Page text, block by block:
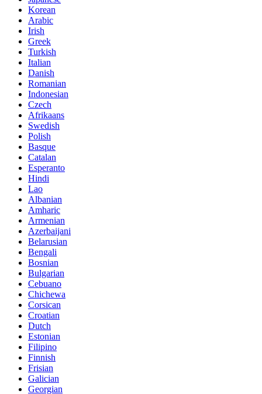
Korean
Arabic
Irish
Greek
Turkish
Italian
Danish
Romanian
Indonesian
Czech
Afrikaans
Swedish
Polish
Basque
Catalan
Esperanto
Hindi
Lao
Albanian
Amharic
Armenian
Azerbaijani
Belarusian
Bengali
Bosnian
Bulgarian
Cebuano
Chichewa
Corsican
Croatian
Dutch
Estonian
Filipino
Finnish
Frisian
Galician
Georgian